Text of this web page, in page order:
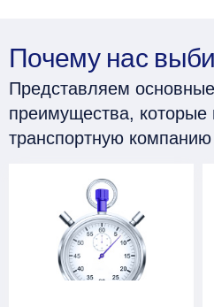
Почему нас
Представляем
преимущества,
транспортную компанию